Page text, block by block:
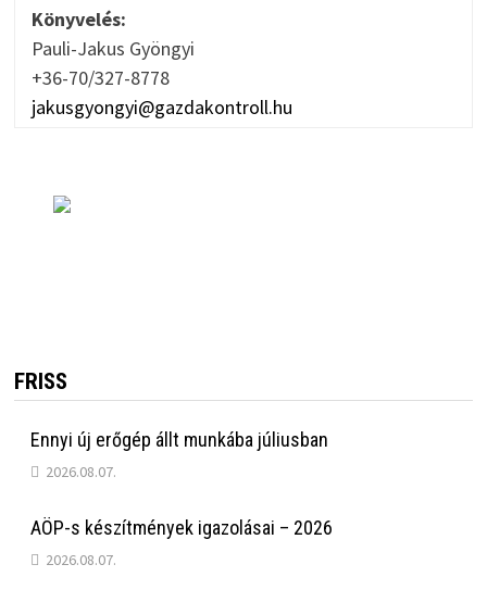
Könyvelés:
Pauli-Jakus Gyöngyi
+36-70/327-8778
jakusgyongyi@gazdakontroll.hu
FRISS
Ennyi új erőgép állt munkába júliusban
2026.08.07.
AÖP-s készítmények igazolásai – 2026
2026.08.07.